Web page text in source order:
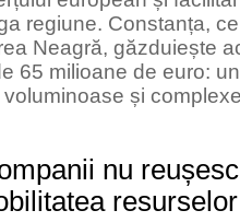
regiune. Constanța,
Neagră, găzduiește
65 milioane de euro:
și
nu